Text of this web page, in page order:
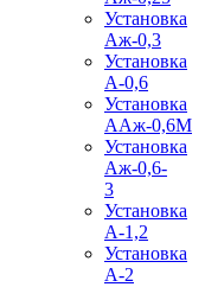
Установка
Аж-0,3
Установка
А-0,6
Установка
ААж-0,6М
Установка
Аж-0,6-
3
Установка
А-1,2
Установка
А-2